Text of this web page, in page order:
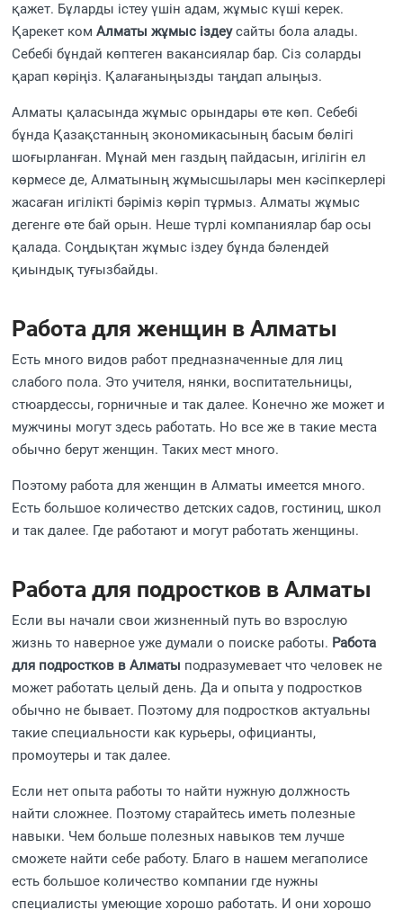
қажет. Бұларды істеу үшін адам, жұмыс күші керек.
Қарекет комАлматы жұмыс іздеусайты бола алады.
Себебі бұндай көптеген вакансиялар бар. Сіз соларды
қарап көріңіз. Қалағаныңызды таңдап алыңыз.
Алматы қаласында жұмыс орындары өте көп. Себебі
бұнда Қазақстанның экономикасының басым бөлігі
шоғырланған. Мұнай мен газдың пайдасын, игілігін ел
көрмесе де, Алматының жұмысшылары мен кәсіпкерлері
жасаған игілікті бәріміз көріп тұрмыз. Алматы жұмыс
дегенге өте бай орын. Неше түрлі компаниялар бар осы
қалада. Соңдықтан жұмыс іздеу бұнда бәлендей
қиындық туғызбайды.
Работа для женщин в Алматы
Есть много видов работ предназначенные для лиц
слабого пола. Это учителя, нянки, воспитательницы,
стюардессы, горничные и так далее. Конечно же может и
мужчины могут здесь работать. Но все же в такие места
обычно берут женщин. Таких мест много.
Поэтому работа для женщин в Алматы имеется много.
Есть большое количество детских садов, гостиниц, школ
и так далее. Где работают и могут работать женщины.
Работа для подростков в Алматы
Если вы начали свои жизненный путь во взрослую
жизнь то наверное уже думали о поиске работы. Работа
для подростков в Алматы подразумевает что человек не
может работать целый день. Да и опыта у подростков
обычно не бывает. Поэтому для подростков актуальны
такие специальности как курьеры, официанты,
промоутеры и так далее.
Если нет опыта работы то найти нужную должность
найти сложнее. Поэтому старайтесь иметь полезные
навыки. Чем больше полезных навыков тем лучше
сможете найти себе работу. Благо в нашем мегаполисе
есть большое количество компании где нужны
специалисты умеющие хорошо работать. И они хорошо